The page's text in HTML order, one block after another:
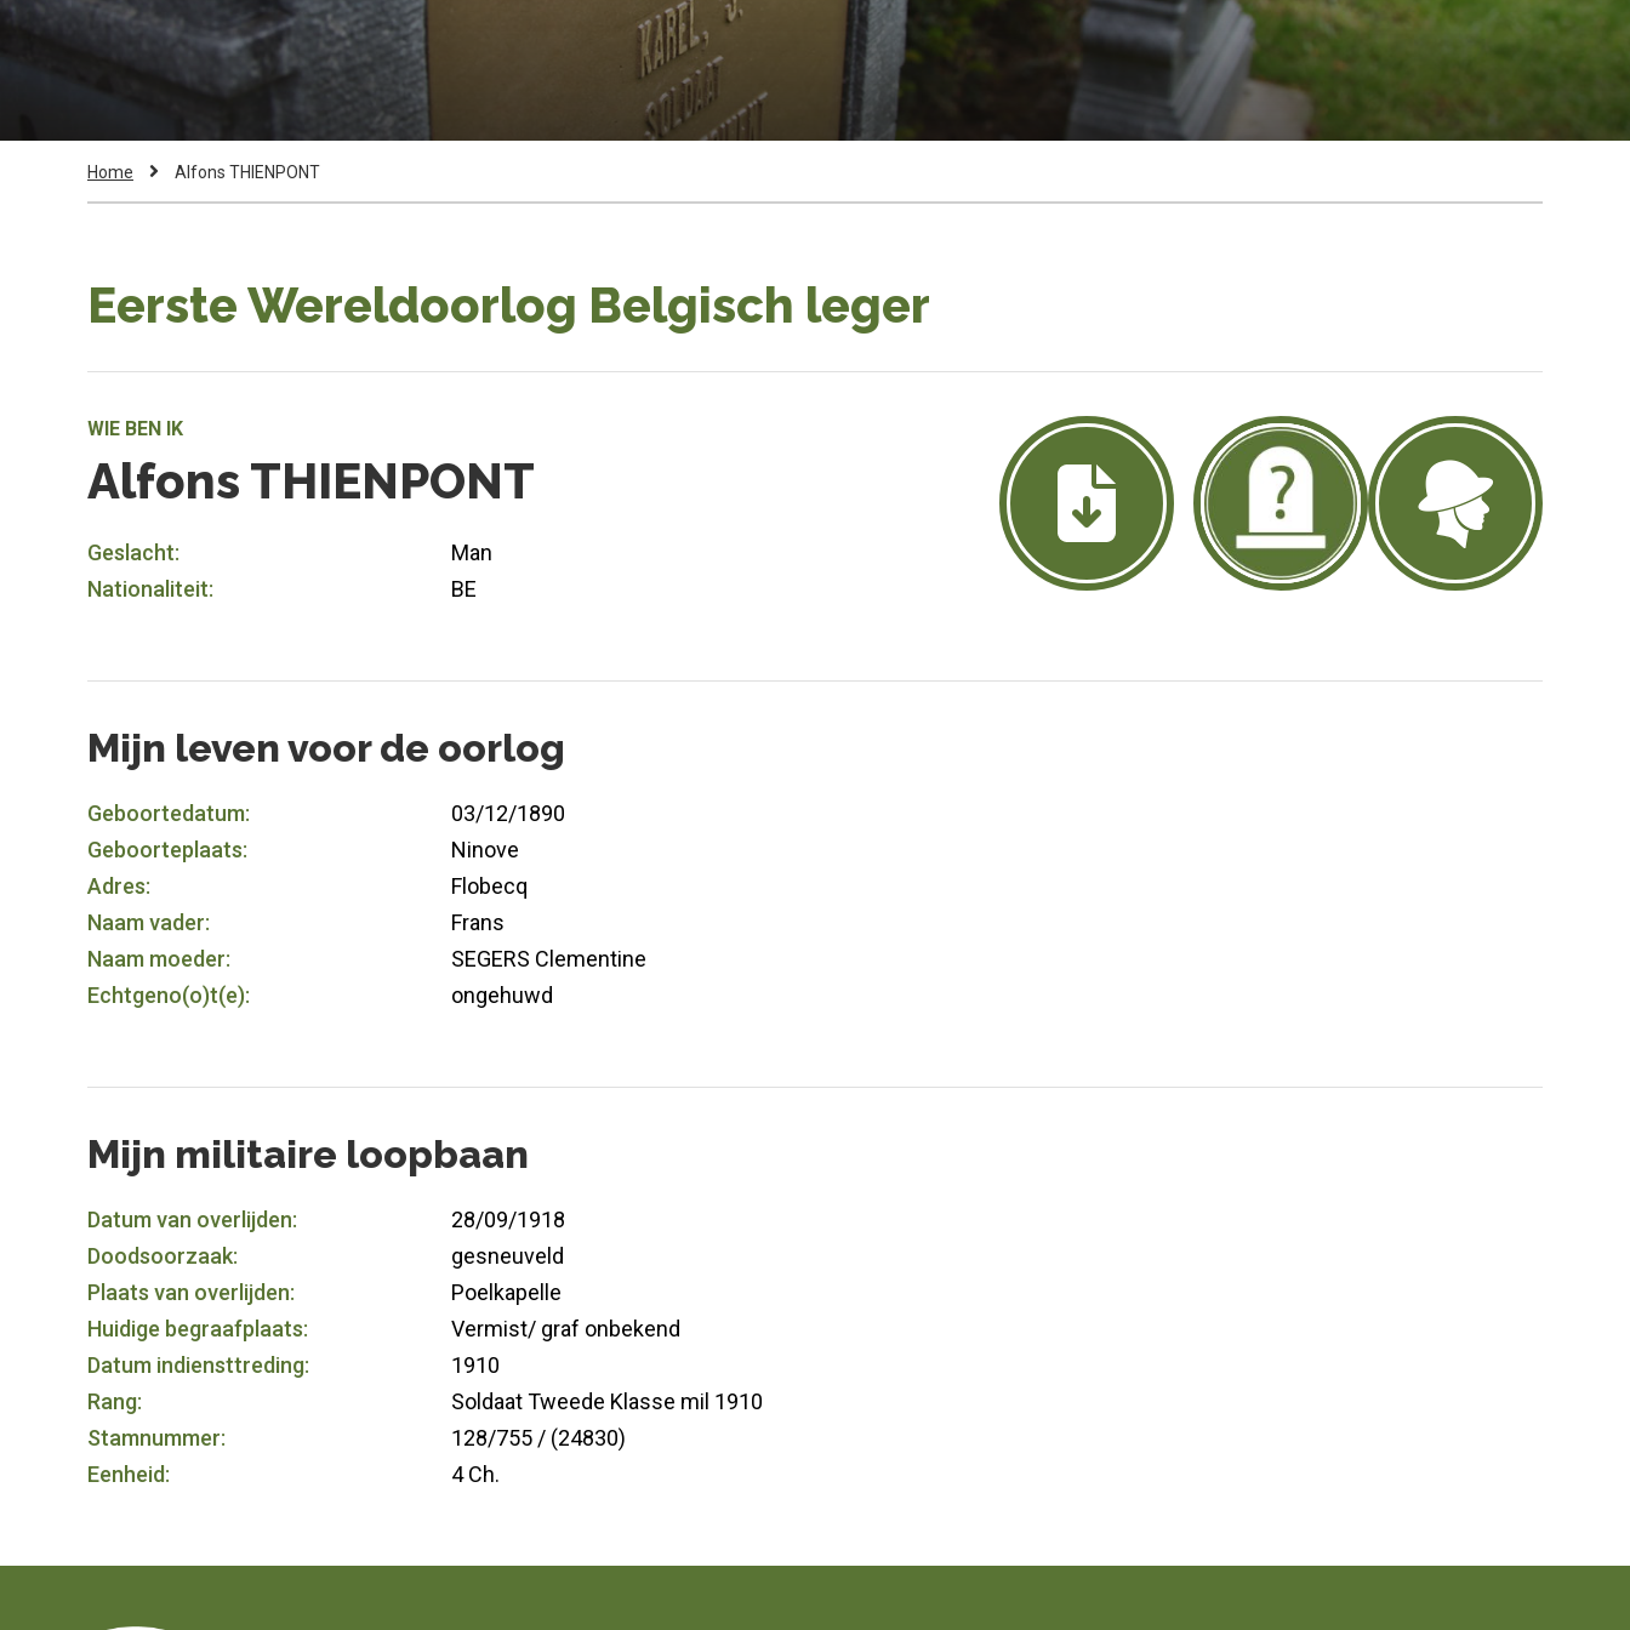
Kruimelpad
Home
Current
Alfons THIENPONT
Eerste Wereldoorlog Belgisch leger
WIE BEN IK
Alfons THIENPONT
Geslacht:
Man
Nationaliteit:
BE
Mijn leven voor de oorlog
Geboortedatum:
03/12/1890
Geboorteplaats:
Ninove
Adres:
Flobecq
Naam vader:
Frans
Naam moeder:
SEGERS Clementine
Echtgeno(o)t(e):
ongehuwd
Mijn militaire loopbaan
Datum van overlijden:
28/09/1918
Doodsoorzaak:
gesneuveld
Plaats van overlijden:
Poelkapelle
Huidige begraafplaats:
Vermist/ graf onbekend
Datum indiensttreding:
1910
Rang:
Soldaat Tweede Klasse mil 1910
Stamnummer:
128/755 / (24830)
Eenheid:
4 Ch.